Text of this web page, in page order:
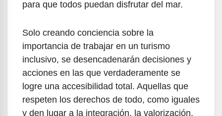
para que todos puedan disfrutar del mar.
Solo creando conciencia sobre la
importancia de trabajar en un turismo
inclusivo, se desencadenarán decisiones y
acciones en las que verdaderamente se
logre una accesibilidad total. Aquellas que
respeten los derechos de todo, como iguales
y den lugar a la integración, la valorización,